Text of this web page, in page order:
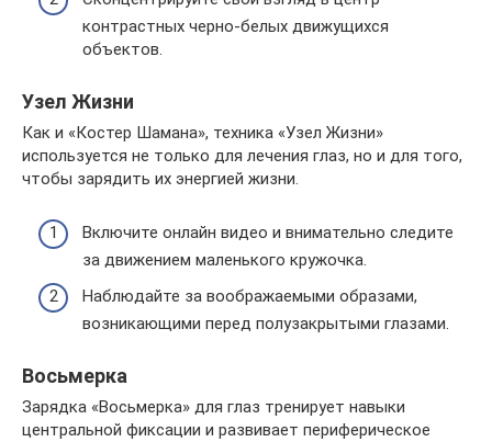
контрастных черно-белых движущихся
объектов.
Узел Жизни
Как и «Костер Шамана», техника «Узел Жизни»
используется не только для лечения глаз, но и для того,
чтобы зарядить их энергией жизни.
Включите онлайн видео и внимательно следите
за движением маленького кружочка.
Наблюдайте за воображаемыми образами,
возникающими перед полузакрытыми глазами.
Восьмерка
Зарядка «Восьмерка» для глаз тренирует навыки
центральной фиксации и развивает периферическое